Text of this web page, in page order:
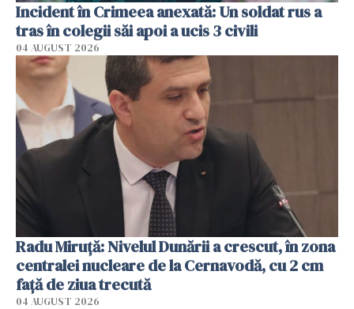
Incident în Crimeea anexată: Un soldat rus a
tras în colegii săi apoi a ucis 3 civili
04 AUGUST 2026
Radu Miruţă: Nivelul Dunării a crescut, în zona
centralei nucleare de la Cernavodă, cu 2 cm
faţă de ziua trecută
04 AUGUST 2026